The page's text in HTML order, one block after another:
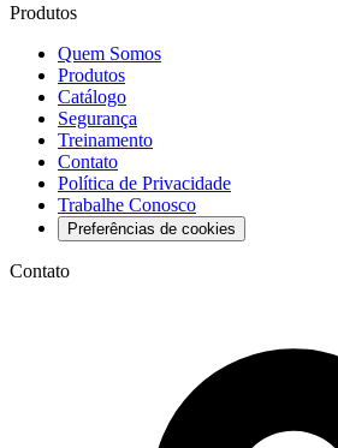
Produtos
Quem Somos
Produtos
Catálogo
Segurança
Treinamento
Contato
Política de Privacidade
Trabalhe Conosco
Preferências de cookies
Contato